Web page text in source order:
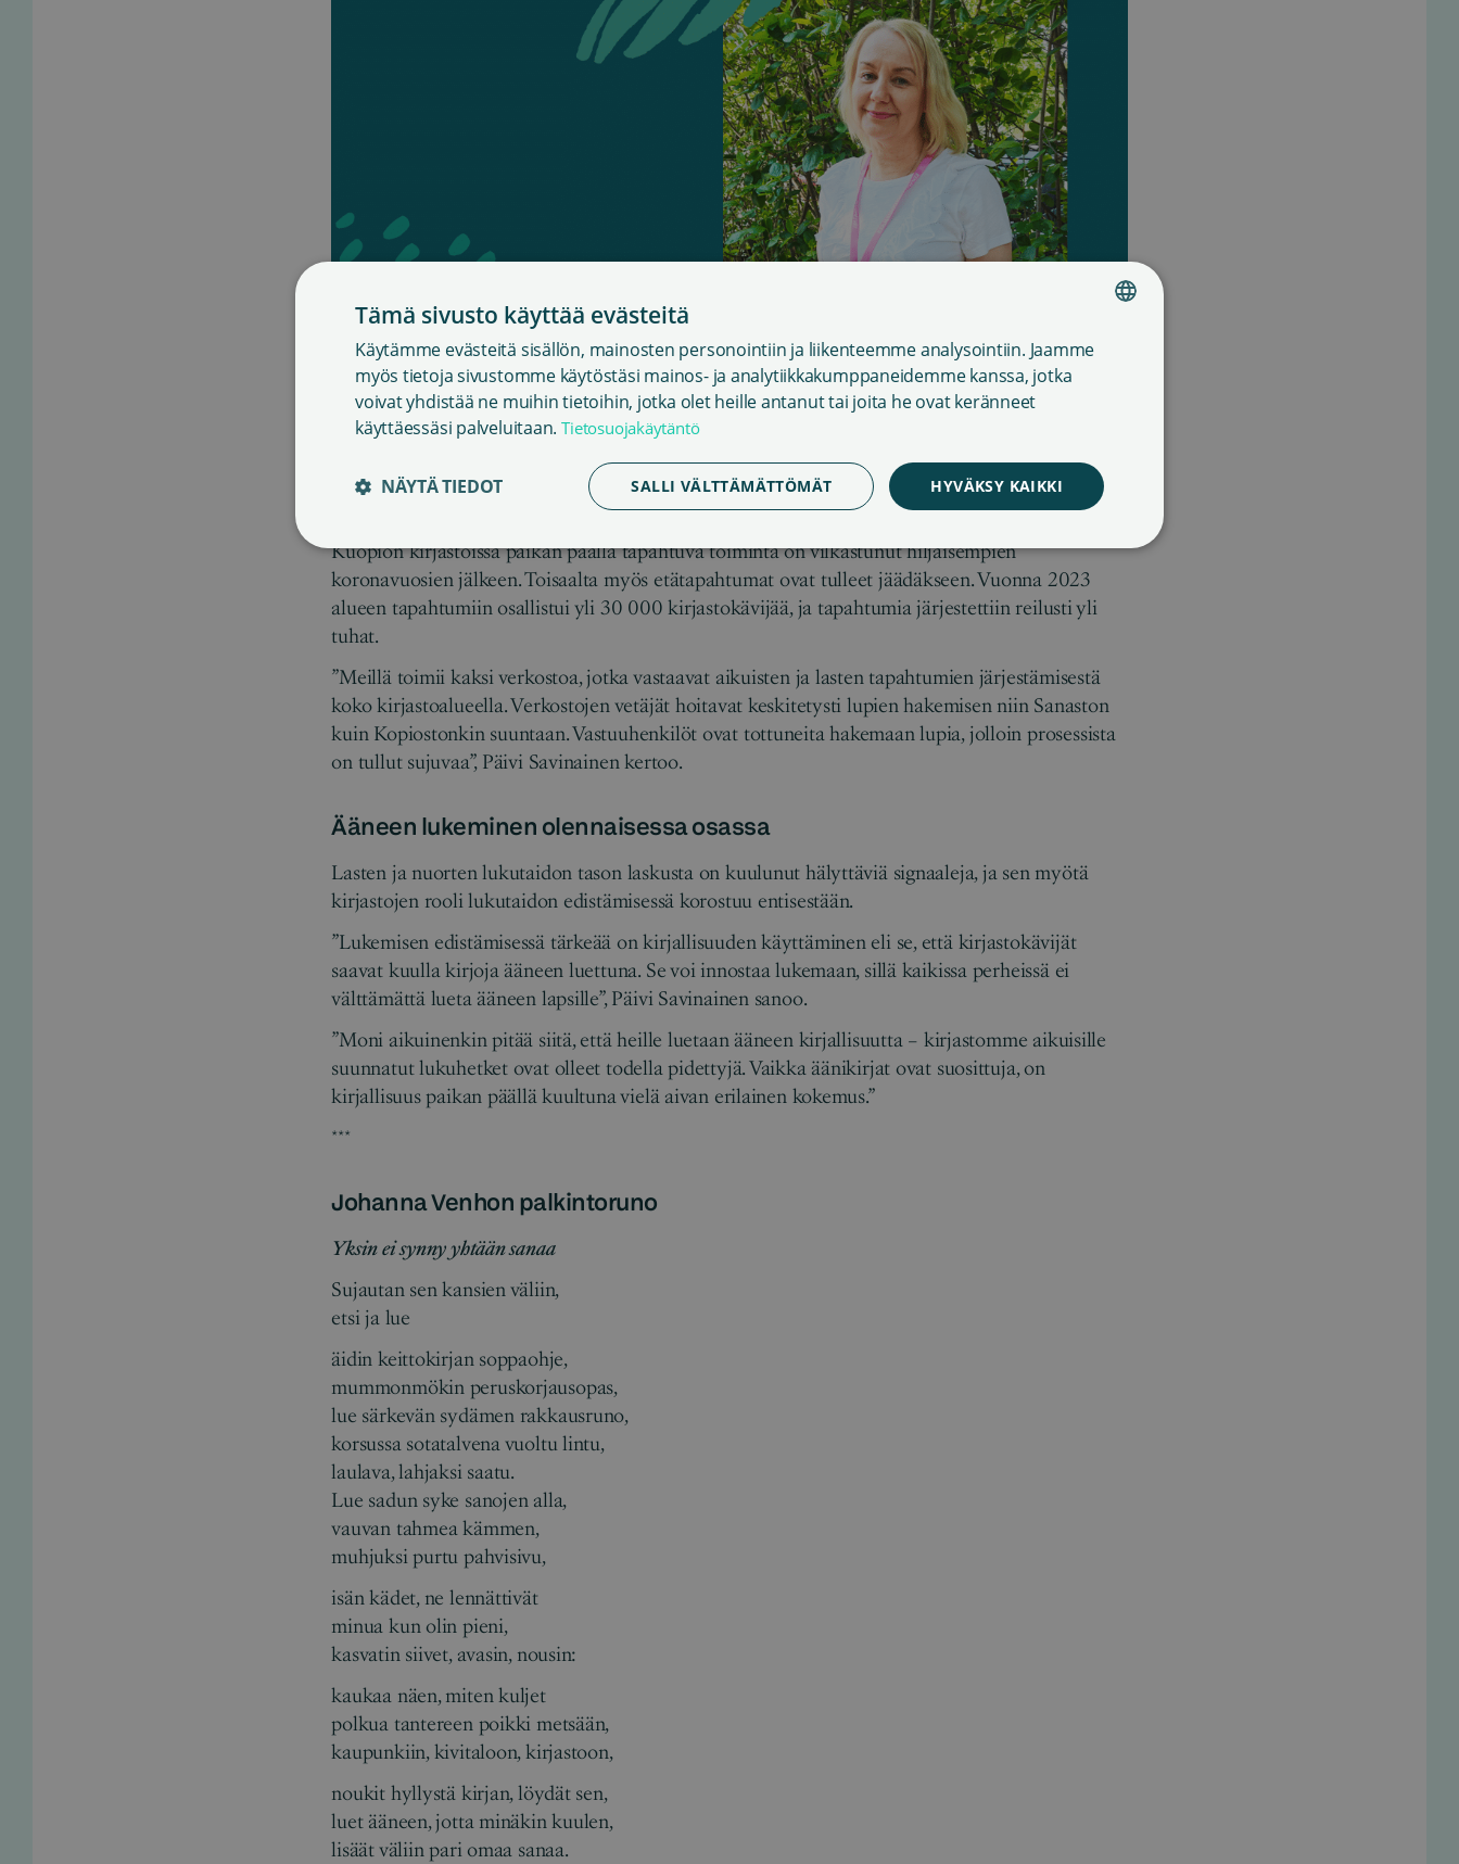
Kuvassa kirjastotoimenjohtaja Päivi Savinainen.
Kuopion kirjastoissa paikan päällä tapahtuva toiminta on vilkastunut hiljaisempien
koronavuosien jälkeen. Toisaalta myös etätapahtumat ovat tulleet jäädäkseen. Vuonna 2023
alueen tapahtumiin osallistui yli 30 000 kirjastokävijää, ja tapahtumia järjestettiin reilusti yli
tuhat.
”Meillä toimii kaksi verkostoa, jotka vastaavat aikuisten ja lasten tapahtumien järjestämisestä
koko kirjastoalueella. Verkostojen vetäjät hoitavat keskitetysti lupien hakemisen niin Sanaston
kuin Kopiostonkin suuntaan. Vastuuhenkilöt ovat tottuneita hakemaan lupia, jolloin prosessista
on tullut sujuvaa”, Päivi Savinainen kertoo.
Ääneen lukeminen olennaisessa osassa
Lasten ja nuorten lukutaidon tason laskusta on kuulunut hälyttäviä signaaleja, ja sen myötä
kirjastojen rooli lukutaidon edistämisessä korostuu entisestään.
”Lukemisen edistämisessä tärkeää on kirjallisuuden käyttäminen eli se, että kirjastokävijät
saavat kuulla kirjoja ääneen luettuna. Se voi innostaa lukemaan, sillä kaikissa perheissä ei
välttämättä lueta ääneen lapsille”, Päivi Savinainen sanoo.
”Moni aikuinenkin pitää siitä, että heille luetaan ääneen kirjallisuutta – kirjastomme aikuisille
suunnatut lukuhetket ovat olleet todella pidettyjä. Vaikka äänikirjat ovat suosittuja, on
kirjallisuus paikan päällä kuultuna vielä aivan erilainen kokemus.”
***
Johanna Venhon palkintoruno
Yksin ei synny yhtään sanaa
Sujautan sen kansien väliin,
etsi ja lue
äidin keittokirjan soppaohje,
mummonmökin peruskorjausopas,
lue särkevän sydämen rakkausruno,
korsussa sotatalvena vuoltu lintu,
laulava, lahjaksi saatu.
Lue sadun syke sanojen alla,
vauvan tahmea kämmen,
muhjuksi purtu pahvisivu,
isän kädet, ne lennättivät
minua kun olin pieni,
kasvatin siivet, avasin, nousin:
kaukaa näen, miten kuljet
polkua tantereen poikki metsään,
kaupunkiin, kivitaloon, kirjastoon,
noukit hyllystä kirjan, löydät sen,
luet ääneen, jotta minäkin kuulen,
lisäät väliin pari omaa sanaa.
FINNISH
Tämä sivusto käyttää evästeitä
Käytämme evästeitä sisällön, mainosten personointiin ja liikenteemme analysointiin. Jaamme
myös tietoja sivustomme käytöstäsi mainos- ja analytiikkakumppaneidemme kanssa, jotka
voivat yhdistää ne muihin tietoihin, jotka olet heille antanut tai joita he ovat keränneet
käyttäessäsi palveluitaan. Tietosuojakäytäntö
HYVÄKSY KAIKKI
SALLI VÄLTTÄMÄTTÖMÄT
NÄYTÄ TIEDOT